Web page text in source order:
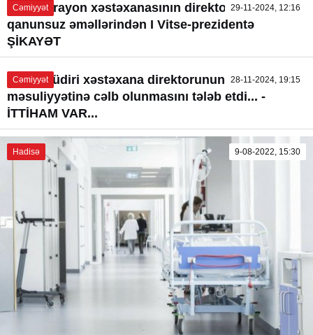
Cəmiyyət 29-11-2024, 12:16
Ağdam rayon xəstəxanasının direktorunun
qanunsuz əməllərindən I Vitse-prezidentə
ŞİKAYƏT
Cəmiyyət 28-11-2024, 19:15
Şöbə müdiri xəstəxana direktorunun cinayət
məsuliyyətinə cəlb olunmasını tələb etdi... -
İTTİHAM VAR...
Hadisə 9-08-2022, 15:30